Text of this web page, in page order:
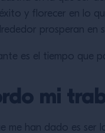
y florecer en lo
prosperan en
es el tiempo que
mi
me han dado es